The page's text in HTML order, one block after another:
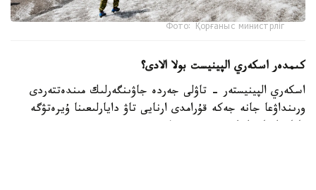
Фото: Қорғаныс министрліг
كىمدەر اسكەري الپينيست بولا الادى؟
اسكەري الپينيستەر - تاۋلى جەردە جاۋىنگەرلىك مىندەتتەردى
ورىنداۋعا جانە جەكە قۇرامدى ارنايى تاۋ دايارلىعىنا ۇيرەتۋگە